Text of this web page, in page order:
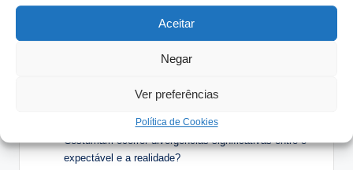
Aceitar
Negar
Ver preferências
Política de Cookies
Temas para Reflexão:
As nossas decisões são devidamente interpretadas e
Quem analisa e interpreta os resultados das suas
implementações?
Costumam ocorrer divergências significativas entre o
expectável e a realidade?